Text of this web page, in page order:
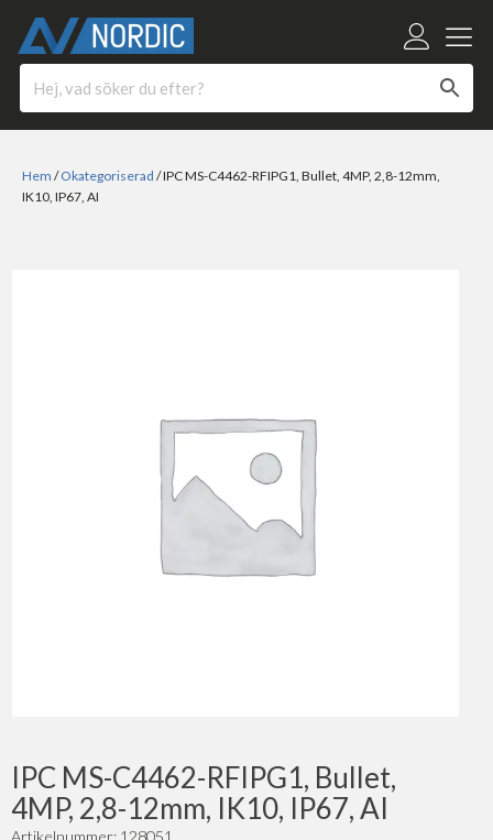
Hem /Okategoriserad / IPC MS-C4462-RFIPG1, Bullet, 4MP, 2,8-12mm,
IK10, IP67, AI
IPC MS-C4462-RFIPG1, Bullet,
4MP, 2,8-12mm, IK10, IP67, AI